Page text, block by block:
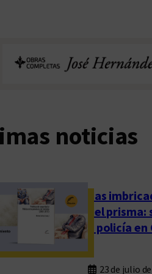
noticias
Las
del
y policía
23 de julio